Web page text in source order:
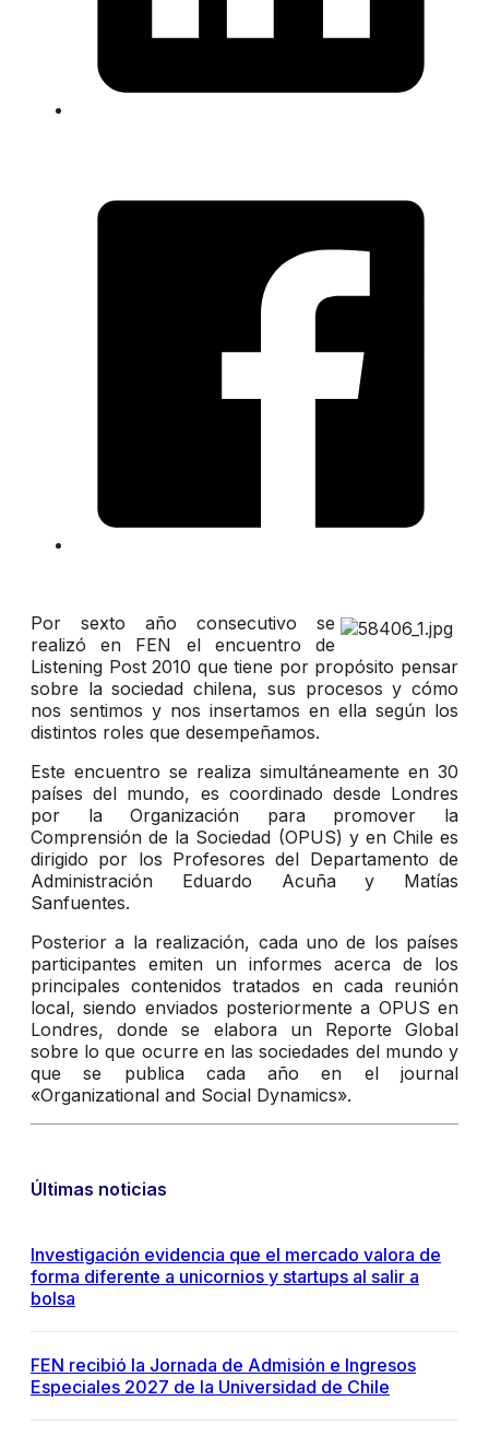
Por sexto año consecutivo se
realizó en FEN el encuentro de
Listening Post 2010 que tiene por propósito pensar
sobre la sociedad chilena, sus procesos y cómo
nos sentimos y nos insertamos en ella según los
distintos roles que desempeñamos.
Este encuentro se realiza simultáneamente en 30
países del mundo, es coordinado desde Londres
por la Organización para promover la
Comprensión de la Sociedad (OPUS) y en Chile es
dirigido por los Profesores del Departamento de
Administración Eduardo Acuña y Matías
Sanfuentes.
Posterior a la realización, cada uno de los países
participantes emiten un informes acerca de los
principales contenidos tratados en cada reunión
local, siendo enviados posteriormente a OPUS en
Londres, donde se elabora un Reporte Global
sobre lo que ocurre en las sociedades del mundo y
que se publica cada año en el journal
«Organizational and Social Dynamics».
Últimas noticias
Investigación evidencia que el mercado valora de
forma diferente a unicornios y startups al salir a
bolsa
FEN recibió la Jornada de Admisión e Ingresos
Especiales 2027 de la Universidad de Chile